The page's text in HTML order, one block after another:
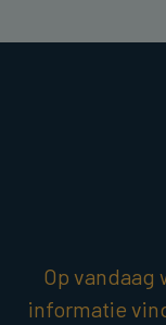
Op vandaag
informatie